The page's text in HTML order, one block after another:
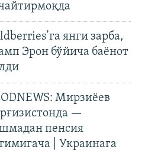
янги зарба,
Эрон бўйича баёнот
Мирзиёев
—
пенсия
| Украинага